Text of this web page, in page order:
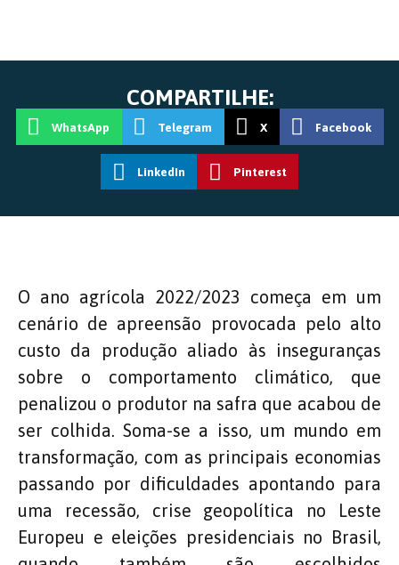
COMPARTILHE:
WhatsApp Telegram X Facebook
LinkedIn Pinterest
O ano agrícola 2022/2023 começa em um
cenário de apreensão provocada pelo alto
custo da produção aliado às inseguranças
sobre o comportamento climático, que
penalizou o produtor na safra que acabou de
ser colhida. Soma-se a isso, um mundo em
transformação, com as principais economias
passando por dificuldades apontando para
uma recessão, crise geopolítica no Leste
Europeu e eleições presidenciais no Brasil,